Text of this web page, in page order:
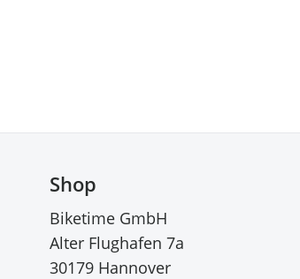
Shop
Biketime GmbH
Alter Flughafen 7a
30179 Hannover